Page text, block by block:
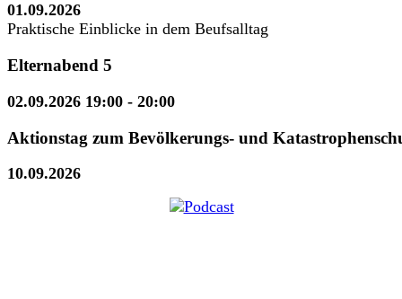
01.09.2026
Praktische Einblicke in dem Beufsalltag
Elternabend 5
02.09.2026 19:00 - 20:00
Aktionstag zum Bevölkerungs- und
10.09.2026